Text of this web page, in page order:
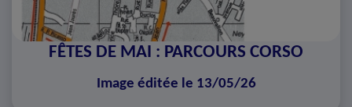
FÊTES DE MAI : PARCOURS CORSO
Image éditée le 13/05/26